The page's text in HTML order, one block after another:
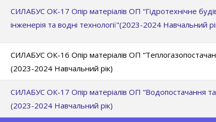
СИЛАБУС ОК-17 Опір матеріалів ОП “Гідротехнічне
інженерія та водні технології"(2023-2024 Навчальний
СИЛАБУС ОК-16 Опір матеріалів ОП
(2023-2024 Навчальний рік)
СИЛАБУС ОК-17 Опір матеріалів ОП “Водопостачання
(2023-2024 Навчальний рік)